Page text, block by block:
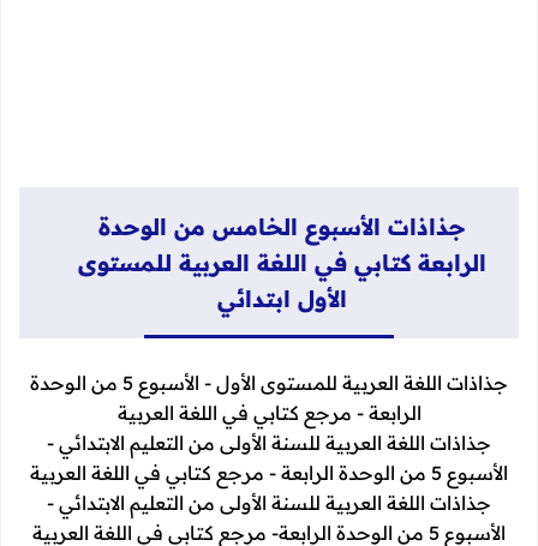
جذاذات الأسبوع الخامس من الوحدة
الرابعة كتابي في اللغة العربية للمستوى
الأول ابتدائي
جذاذات اللغة العربية للمستوى الأول - الأسبوع 5 من الوحدة
الرابعة - مرجع كتابي في اللغة العربية
جذاذات اللغة العربية للسنة الأولى من التعليم الابتدائي -
الأسبوع 5 من الوحدة الرابعة - مرجع كتابي في اللغة العربية
جذاذات اللغة العربية للسنة الأولى من التعليم الابتدائي -
الأسبوع 5 من الوحدة الرابعة- مرجع كتابي في اللغة العربية